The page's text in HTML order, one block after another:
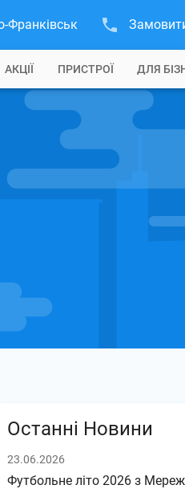
Франківськ
АКЦІЇ ПРИСТРОЇ ДЛЯ
Останні Новини
23.06.2026
Футбольне літо 2026 з